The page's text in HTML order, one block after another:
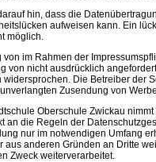
hin, dass die
aufweisen kann. Ein
möglich.
von im Rahmen der
von nicht ausdrücklich
widersprochen. Die Betreiber der
Zusendung von
Oberschule Zwickau
an die Regeln der
nur im notwendigen Umfang
aus anderen Gründen an Dritte
Zweck weiterverarbeitet.